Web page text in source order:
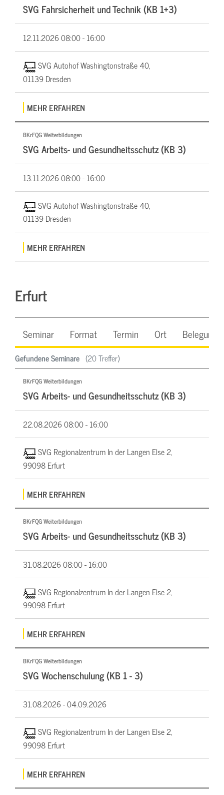
SVG Fahrsicherheit und Technik (KB 1+3)
12.11.202608:00 - 16:00
SVG Autohof Washingtonstraße 40,
01139 Dresden
MEHR ERFAHREN
BKrFQG Weiterbildungen
SVG Arbeits- und Gesundheitsschutz (KB 3)
13.11.202608:00 - 16:00
SVG Autohof Washingtonstraße 40,
01139 Dresden
MEHR ERFAHREN
Erfurt
Gefundene Seminare (20 Treffer)
Seminar Format Termin Ort Belegung
BKrFQG Weiterbildungen
SVG Arbeits- und Gesundheitsschutz (KB 3)
22.08.202608:00 - 16:00
SVG Regionalzentrum In der Langen Else 2,
99098 Erfurt
MEHR ERFAHREN
BKrFQG Weiterbildungen
SVG Arbeits- und Gesundheitsschutz (KB 3)
31.08.202608:00 - 16:00
SVG Regionalzentrum In der Langen Else 2,
99098 Erfurt
MEHR ERFAHREN
BKrFQG Weiterbildungen
SVG Wochenschulung (KB 1 - 3)
31.08.2026 -04.09.2026
SVG Regionalzentrum In der Langen Else 2,
99098 Erfurt
MEHR ERFAHREN